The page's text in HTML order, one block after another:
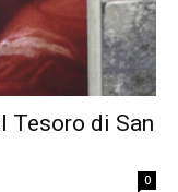
Tesoro di San
0